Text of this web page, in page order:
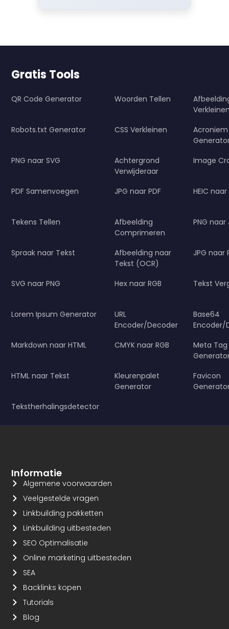
Gratis Tools
QR Code Generator Woorden Tellen
Robots.txt Generator
CSS Verkleinen
Acroniem
PNG naar SVG
Achtergrond
Verwijderaar
Image
PDF Samenvoegen JPG naar PDF HEIC naar
Tekens Tellen
Afbeelding
Comprimeren
PNG naar
Spraak naar Tekst
Afbeelding naar
Tekst (OCR)
JPG naar
SVG naar PNG Hex naar RGB Tekst
Lorem Ipsum Generator
URL
Encoder/Decoder
Base64
Encoder/
Markdown naar HTML
CMYK naar RGB
Meta Tag
HTML naar Tekst
Kleurenpalet
Generator
Favicon
Tekstherhalingsdetector
Informatie
Algemene voorwaarden
Veelgestelde vragen
Linkbuilding pakketten
Linkbuilding uitbesteden
SEO Optimalisatie
Online marketing uitbesteden
SEA
Backlinks kopen
Tutorials
Blog